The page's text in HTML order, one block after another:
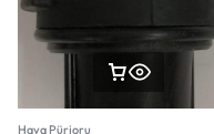
Hava Pürjoru